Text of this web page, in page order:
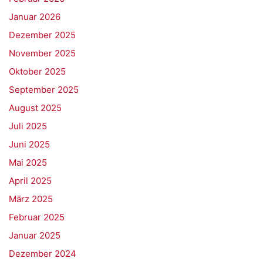
Januar 2026
Dezember 2025
November 2025
Oktober 2025
September 2025
August 2025
Juli 2025
Juni 2025
Mai 2025
April 2025
März 2025
Februar 2025
Januar 2025
Dezember 2024